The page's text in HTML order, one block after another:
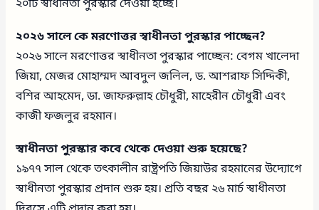
২০টি স্বাধীনতা পুরস্কার দেওয়া হচ্ছে।
২০২৬ সালে কে মরণোত্তর স্বাধীনতা পুরস্কার পাচ্ছেন?
২০২৬ সালে মরণোত্তর স্বাধীনতা পুরস্কার পাচ্ছেন: বেগম খালেদা
জিয়া, মেজর মোহাম্মদ আবদুল জলিল, ড. আশরাফ সিদ্দিকী,
বশির আহমেদ, ডা. জাফরুল্লাহ চৌধুরী, মাহেরীন চৌধুরী এবং
কাজী ফজলুর রহমান।
স্বাধীনতা পুরস্কার কবে থেকে দেওয়া শুরু হয়েছে?
১৯৭৭ সাল থেকে তৎকালীন রাষ্ট্রপতি জিয়াউর রহমানের উদ্যোগে
স্বাধীনতা পুরস্কার প্রদান শুরু হয়। প্রতি বছর ২৬ মার্চ স্বাধীনতা